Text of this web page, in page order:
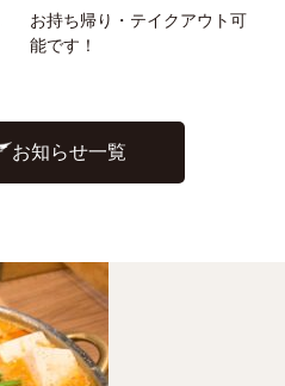
お持ち帰り・テイクアウト可
能です！
お知らせ一覧